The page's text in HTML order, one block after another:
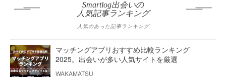
Smartlog出会いの
人気記事ランキング
人気のあった記事ランキング
マッチングアプリおすすめ比較ランキング
2025。出会いが多い人気サイトを厳選
WAKAMATSU